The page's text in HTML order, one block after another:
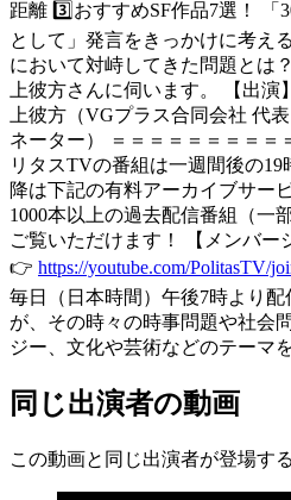
距離 3️⃣おすすめSF作品7選！ 「
として」発言をきっかけに考え
において対峙してきた問題とは
上彼方さんに伺います。 【出
上彼方（VGプラス合同会社 代
ネーター） ＝＝＝＝＝＝＝＝＝
リタスTVの番組は一週間後の
降は下記の有料アーカイブサー
1000本以上の過去配信番組（一
ご覧いただけます！ 【メンバー
👉 https://youtube.com/PolitasTV/
毎日（日本時間）午後7時より
が、その時々の時事問題や社会
ジー、文化や芸術などのテーマ
同じ出演者の動画
この動画と同じ出演者が登場す